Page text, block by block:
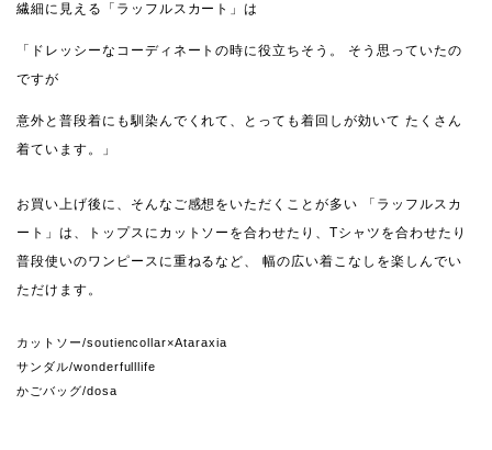
繊細に見える「ラッフルスカート」は
「ドレッシーなコーディネートの時に役立ちそう。
そう思っていたの
ですが
意外と普段着にも馴染んでくれて、とっても着回しが効いて たくさん
着ています。」
お買い上げ後に、そんなご感想をいただくことが多い 「ラッフルスカ
ート」は、トップスにカットソーを合わせたり、Tシャツを合わせたり
普段使いのワンピースに重ねるなど、
幅の広い着こなしを楽しんでい
ただけます。
カットソー/soutiencollar×Ataraxia
サンダル/wonderfulllife
かごバッグ/dosa